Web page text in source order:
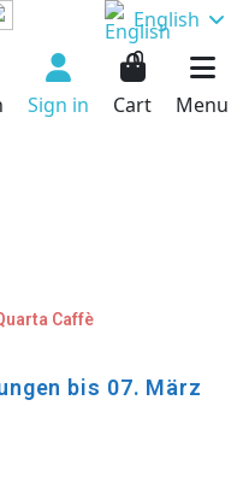
English
Sign in
0
Cart Menu
Caffè
bis 07. März